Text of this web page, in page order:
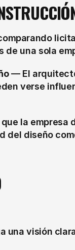
de una sola
— El
verse
la empresa
del diseño
una visión